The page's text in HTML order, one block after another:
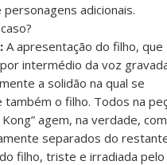
adicionais.
A apresentação do filho, que
intermédio da voz
a solidão na qual se
também o filho. Todos na
Kong” agem, na verdade,
separados do
filho, triste e irradiada pelo